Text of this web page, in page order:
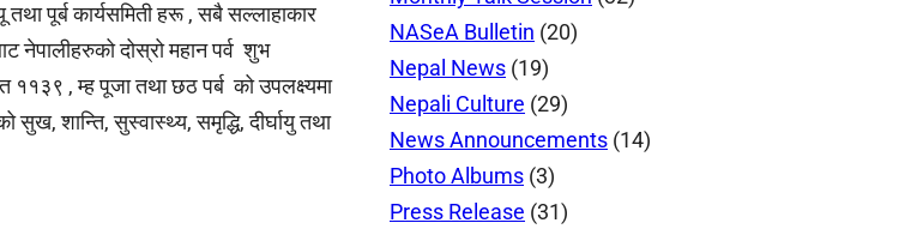
पूर्ब कार्यसमिती हरू , सबै सल्लाहाकार
नेपालीहरुको दोस्रो महान पर्व शुभ
११३९ , म्ह पूजा तथा छठ पर्ब को उपलक्ष्यमा
सुख, शान्ति, सुस्वास्थ्य, समृद्धि, दीर्घायु तथा
NASeA Bulletin (20)
Nepal News (19)
Nepali Culture (29)
News Announcements (14)
Photo Albums (3)
Press Release (31)